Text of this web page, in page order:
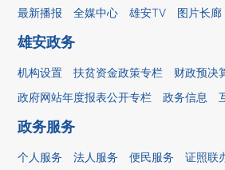
最新播报 全媒中心 雄安TV 图片长廊
雄安政务
机构设置 扶贫资金政策专栏
财政预决
政府网站年度报表公开专栏
政务信息
政务服务
个人服务 法人服务 便民服务 证照联